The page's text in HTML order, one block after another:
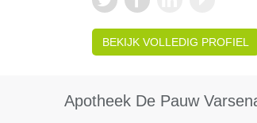
BEKIJK VOLLEDIG PROFIEL
Apotheek De Pauw